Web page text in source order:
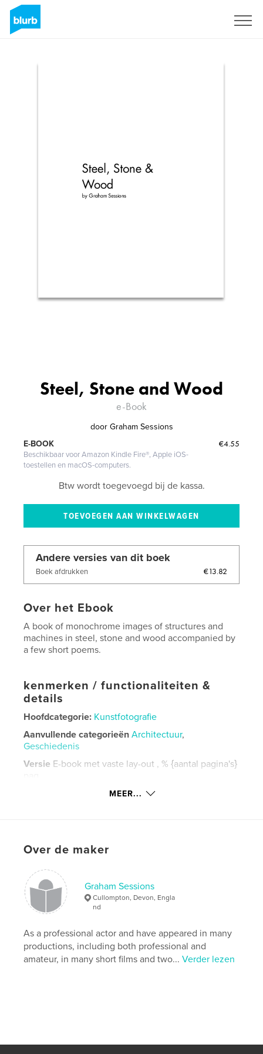
Steel, Stone and Wood
e-Book
door Graham Sessions
€4.55
E-BOOK
Beschikbaar voor Amazon Kindle Fire®, Apple iOS-
toestellen en macOS-computers.
Btw wordt toegevoegd bij de kassa.
Andere versies van dit boek
Boek afdrukken €13.82
Over het Ebook
A book of monochrome images of structures and
machines in steel, stone and wood accompanied by
a few short poems.
kenmerken / functionaliteiten &
details
Hoofdcategorie: Kunstfotografie
Aanvullende categorieën Architectuur,
Geschiedenis
Versie E-book met vaste lay-out , % {aantal pagina's}
feb 19, 2021
Trefwoorden
art
MEER...
Over de maker
Graham Sessions
Cullompton, Devon, Engla
nd
As a professional actor and have appeared in many
productions, including both professional and
amateur, in many short films and two...Verder lezen